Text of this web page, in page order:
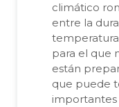
climático
entre la
para el que
están
que puede